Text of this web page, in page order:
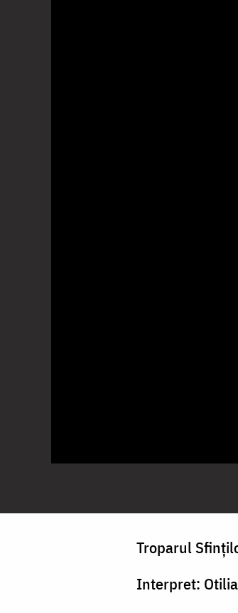
Troparul
Interpret: